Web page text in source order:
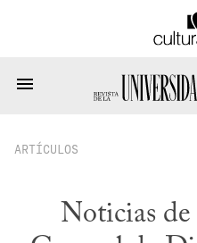
ARTÍCULOS
Noticias